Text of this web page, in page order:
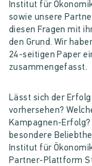
Institut für
sowie unsere
diesen Fragen mit
den Grund. Wir
24-seitigen Paper
zusammengefasst.
Lässt sich der
vorhersehen?
Kampagnen-Erfolg?
besondere
Institut für
Partner-Plattform